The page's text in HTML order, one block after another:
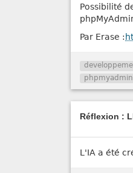
Possibilité
Par Erase :
phpmyadmin
Réflexion :
L'IA a été